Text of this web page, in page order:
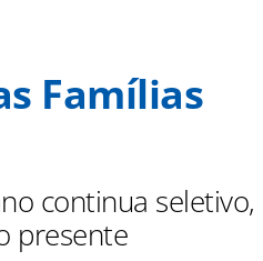
Famílias
continua
presente